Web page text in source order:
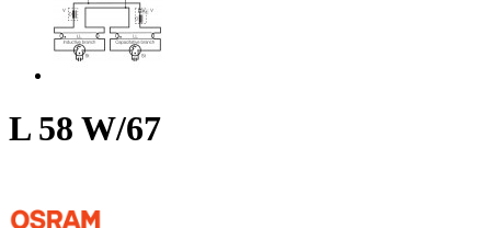
L 58 W/67